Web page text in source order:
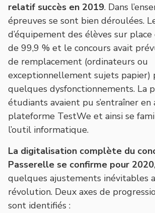
relatif succès en 2019. Dans
épreuves se sont bien déroulées.
d’équipement des élèves sur
de 99,9 % et le concours avait
de remplacement (ordinateurs ou
exceptionnellement sujets papier)
quelques dysfonctionnements. La
étudiants avaient pu s’entraîner
plateforme TestWe et ainsi se
l’outil informatique.
La digitalisation complète du
Passerelle se confirme pour 2020
quelques ajustements inévitables
révolution. Deux axes de
sont identifiés :